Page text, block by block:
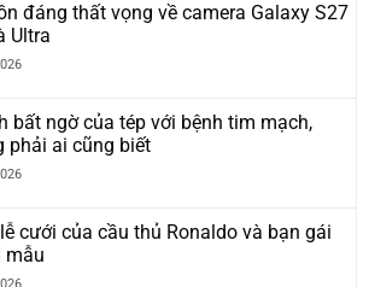
đáng thất vọng về camera Galaxy S27
Ultra
bất ngờ của tép với bệnh tim mạch,
phải ai cũng biết
cưới của cầu thủ Ronaldo và bạn gái
mẫu